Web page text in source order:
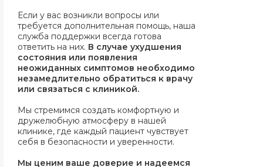
Если у вас возникли вопросы или
требуется дополнительная помощь, наша
служба поддержки всегда готова
ответить на них. В случае ухудшения
состояния или появления
неожиданных симптомов необходимо
незамедлительно обратиться к врачу
или связаться с клиникой.
Мы стремимся создать комфортную и
дружелюбную атмосферу в нашей
клинике, где каждый пациент чувствует
себя в безопасности и уверенности.
Мы ценим ваше доверие и надеемся